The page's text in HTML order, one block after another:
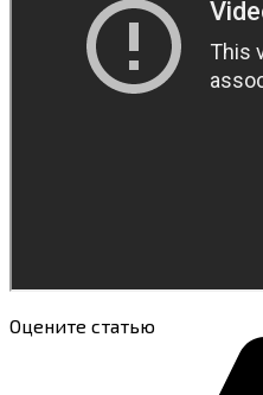
Оцените статью